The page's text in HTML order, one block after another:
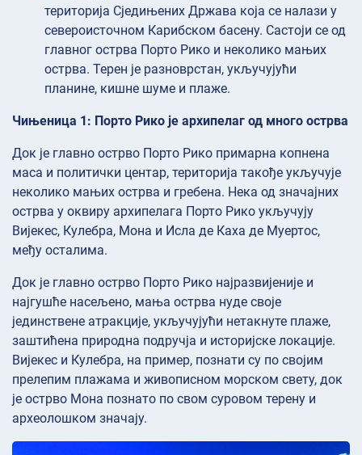
територија Сједињених Држава која се налази у
североисточном Карибском басену. Састоји се од
главног острва Порто Рико и неколико мањих
острва. Терен је разноврстан, укључујући
планине, кишне шуме и плаже.
Чињеница 1: Порто Рико је архипелаг од много острва
Док је главно острво Порто Рико примарна копнена
маса и политички центар, територија такође укључује
неколико мањих острва и гребена. Нека од значајних
острва у оквиру архипелага Порто Рико укључују
Вијекес, Кулебра, Мона и Исла де Каха де Муертос,
међу осталима.
Док је главно острво Порто Рико најразвијеније и
најгушће насељено, мања острва нуде своје
јединствене атракције, укључујући нетакнуте плаже,
заштићена природна подручја и историјске локације.
Вијекес и Кулебра, на пример, познати су по својим
прелепим плажама и живописном морском свету, док
је острво Мона познато по свом суровом терену и
археолошком значају.